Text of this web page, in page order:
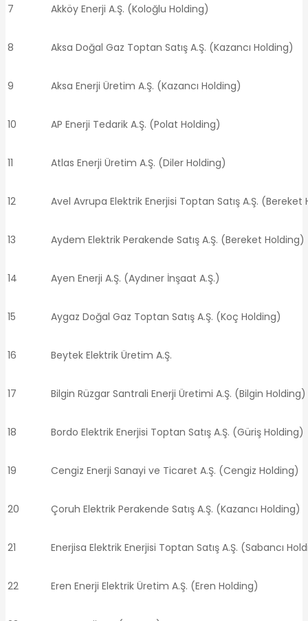
7 Akköy Enerji A.Ş. (Koloğlu Holding)
8 Aksa Doğal Gaz Toptan Satış A.Ş. (Kazancı Holding)
9 Aksa Enerji Üretim A.Ş. (Kazancı Holding)
10 AP Enerji Tedarik A.Ş. (Polat Holding)
11 Atlas Enerji Üretim A.Ş. (Diler Holding)
12 Avel Avrupa Elektrik Enerjisi Toptan Satış A.Ş. (Bereket
13 Aydem Elektrik Perakende Satış A.Ş. (Bereket Holding)
14 Ayen Enerji A.Ş. (Aydıner İnşaat A.Ş.)
15 Aygaz Doğal Gaz Toptan Satış A.Ş. (Koç Holding)
16 Beytek Elektrik Üretim A.Ş.
17 Bilgin Rüzgar Santrali Enerji Üretimi A.Ş. (Bilgin Holding)
18 Bordo Elektrik Enerjisi Toptan Satış A.Ş. (Güriş Holding)
19 Cengiz Enerji Sanayi ve Ticaret A.Ş. (Cengiz Holding)
20 Çoruh Elektrik Perakende Satış A.Ş. (Kazancı Holding)
21 Enerjisa Elektrik Enerjisi Toptan Satış A.Ş. (Sabancı
22 Eren Enerji Elektrik Üretim A.Ş. (Eren Holding)